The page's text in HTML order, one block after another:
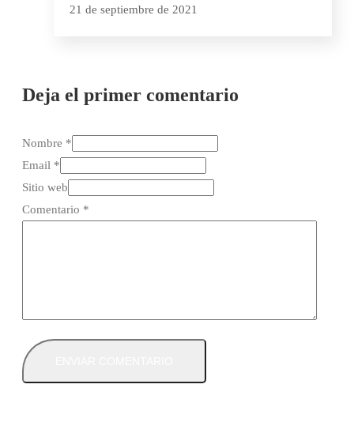
21 de septiembre de 2021
Deja el primer comentario
Nombre *
Email *
Sitio web
Comentario *